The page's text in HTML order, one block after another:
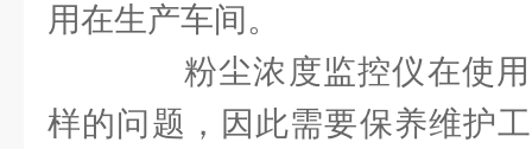
用在生产车间。
粉尘浓度监控仪在使用
样的问题，因此需要保养维护